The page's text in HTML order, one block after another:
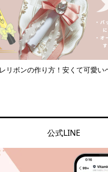
リボンの作り方！安くて可愛い
公式LINE